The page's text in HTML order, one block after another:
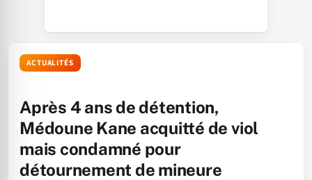
ACTUALITÉS
Après 4 ans de détention,
Médoune Kane acquitté de viol
mais condamné pour
détournement de mineure